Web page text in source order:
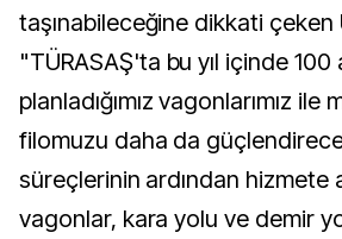
taşınabileceğine dikkati çeken
"TÜRASAŞ'ta bu yıl içinde
planladığımız vagonlarımız ile
filomuzu daha da
süreçlerinin ardından hizmete
vagonlar, kara yolu ve demir